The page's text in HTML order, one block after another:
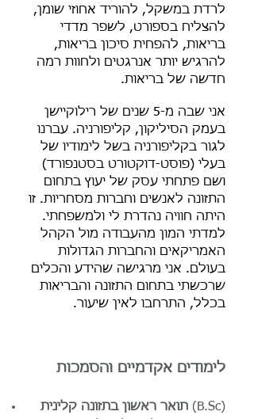
לרדת במשקל, להוריד אחוזי שומן,
להצליח בספורט, לשפר מדדי
בריאות, להפחית סיכון בריאות,
להרגיש יותר אנרגטים ולחוות רמה
חדשה של בריאות.
אני שבה מ-5 שנים של רילוקיישן
בעמק הסיליקון, קליפורניה. עברנו
לגור בקליפורניה בשל לימודיו של
בעלי (פוסט-דוקטורט בסטנפורד)
ושם פתחתי עסק של יעוץ בתחום
התזונה לאנשים וחברות מסחריות. זו
היתה חוויה נהדרת לי ולמשפחתי.
למדתי המון מהעבודה מול הקהל
האמריקאים והחברות הגדולות
בעולם. אני מרגישה שהידע והכלים
שרכשתי בתחום התזונה והבריאות
בכלל, התרחבו לאין שיעור.
לימודים אקדמיים והסמכות
תואר ראשון בתזונה קלינית (B.Sc)